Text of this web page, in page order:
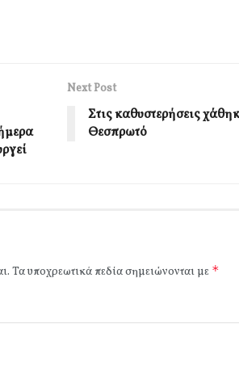
Next Post
Στις καθυστερήσεις
Θεσπρωτό
Τα υποχρεωτικά πεδία σημειώνονται με *